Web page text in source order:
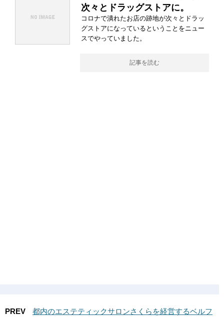
次々とドラッグストアに。
コロナで潰れたお店の跡地が次々とドラッ
グストアになっているということをニュー
スでやっていました。
記事を読む
PREV
都内のエステティックサロンさくらを経営するベルフ